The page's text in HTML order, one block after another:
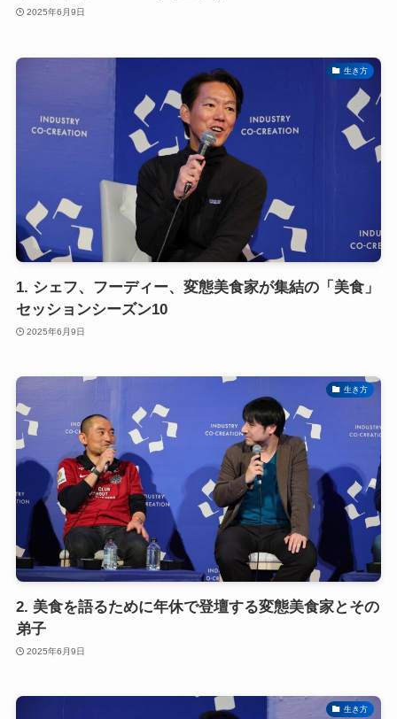
2025年6月9日
生き方
1. シェフ、フーディー、変態美食家が集結の「美食」
セッションシーズン10
2025年6月9日
生き方
2. 美食を語るために年休で登壇する変態美食家とその
弟子
2025年6月9日
生き方